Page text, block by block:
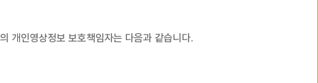
개인영상정보 보호책임자는 다음과 같습니다.